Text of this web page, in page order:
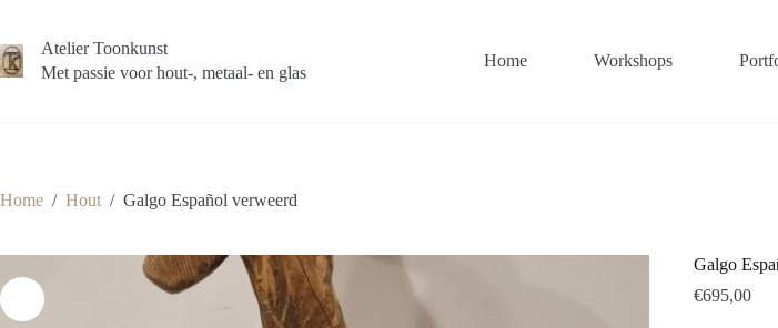
de
inhoud
Atelier Toonkunst
Met passie voor hout-, metaal- en glas
Home Workshops
Home / Hout / Galgo Español verweerd
Galgo
€695,00